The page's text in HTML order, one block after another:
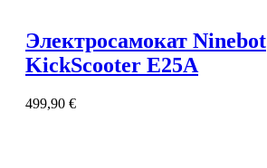
Электросамокат Ninebot
KickScooter E25A
499,90 €